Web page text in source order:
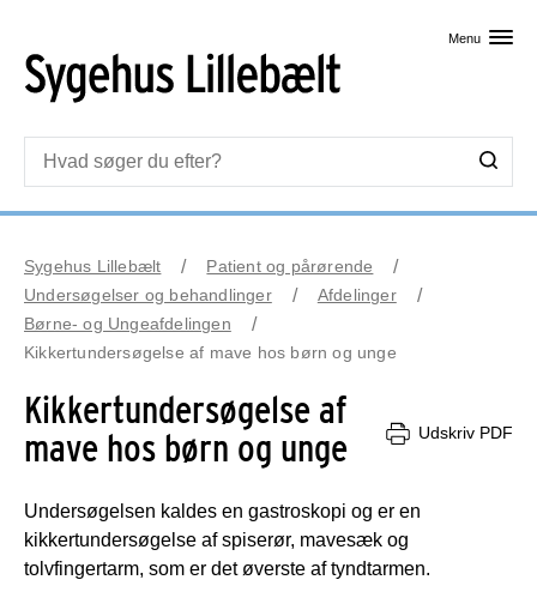
Menu
Sygehus Lillebælt
Patient og pårørende
Undersøgelser og behandlinger
Afdelinger
Børne- og Ungeafdelingen
Kikkertundersøgelse af mave hos børn og unge
Kikkertundersøgelse af
mave hos børn og unge
Udskriv PDF
Undersøgelsen kaldes en gastroskopi og er en
kikkertundersøgelse af spiserør, mavesæk og
tolvfingertarm, som er det øverste af tyndtarmen.